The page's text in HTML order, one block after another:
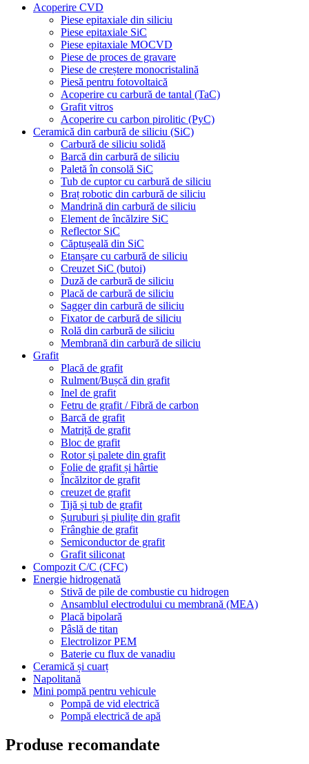
Acoperire CVD
Piese epitaxiale din siliciu
Piese epitaxiale SiC
Piese epitaxiale MOCVD
Piese de proces de gravare
Piese de creștere monocristalină
Piesă pentru fotovoltaică
Acoperire cu carbură de tantal (TaC)
Grafit vitros
Acoperire cu carbon pirolitic (PyC)
Ceramică din carbură de siliciu (SiC)
Carbură de siliciu solidă
Barcă din carbură de siliciu
Paletă în consolă SiC
Tub de cuptor cu carbură de siliciu
Braț robotic din carbură de siliciu
Mandrină din carbură de siliciu
Element de încălzire SiC
Reflector SiC
Căptușeală din SiC
Etanșare cu carbură de siliciu
Creuzet SiC (butoi)
Duză de carbură de siliciu
Placă de carbură de siliciu
Sagger din carbură de siliciu
Fixator de carbură de siliciu
Rolă din carbură de siliciu
Membrană din carbură de siliciu
Grafit
Placă de grafit
Rulment/Bușcă din grafit
Inel de grafit
Fetru de grafit / Fibră de carbon
Barcă de grafit
Matriță de grafit
Bloc de grafit
Rotor și palete din grafit
Folie de grafit și hârtie
Încălzitor de grafit
creuzet de grafit
Tijă și tub de grafit
Șuruburi și piulițe din grafit
Frânghie de grafit
Semiconductor de grafit
Grafit siliconat
Compozit C/C (CFC)
Energie hidrogenată
Stivă de pile de combustie cu hidrogen
Ansamblul electrodului cu membrană (MEA)
Placă bipolară
Pâslă de titan
Electrolizor PEM
Baterie cu flux de vanadiu
Ceramică și cuarț
Napolitană
Mini pompă pentru vehicule
Pompă de vid electrică
Pompă electrică de apă
Produse recomandate